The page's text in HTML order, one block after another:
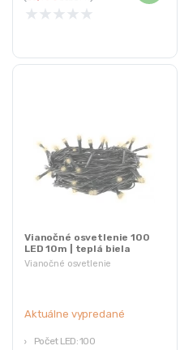
★ ★ ★ ★ ★
Vianočné osvetlenie
Vianočné osvetlenie 100
LED 10m | teplá biela
Aktuálne vypredané
Počet LED: 100